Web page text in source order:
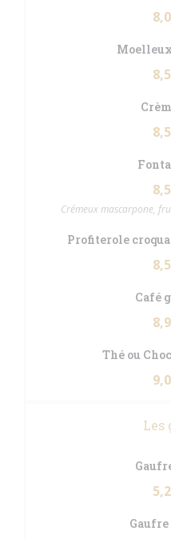
Crémeux mascarpone,
Profiterole
Café
Thé ou
Les